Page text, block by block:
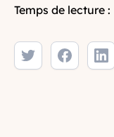
Temps de lecture :